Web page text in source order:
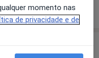
a experiência
momento nas
de privacidade e de